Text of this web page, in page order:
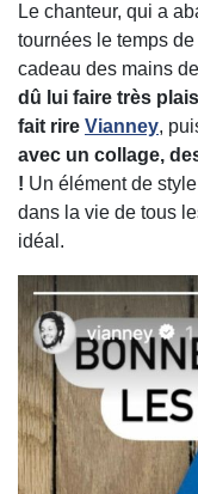
Le chanteur, qui a
tournées le temps
cadeau des mains
dû lui faire très
fait rire Vianney,
avec un collage,
! Un élément de
dans la vie de tous
idéal.